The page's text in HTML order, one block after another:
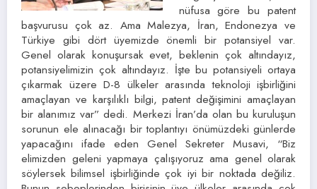
nüfusa göre bu patent
başvurusu çok az. Ama Malezya, İran, Endonezya ve
Türkiye gibi dört üyemizde önemli bir potansiyel var.
Genel olarak konuşursak evet, beklenin çok altındayız,
potansiyelimizin çok altındayız. İşte bu potansiyeli ortaya
çıkarmak üzere D-8 ülkeler arasında teknoloji işbirliğini
amaçlayan ve karşılıklı bilgi, patent değişimini amaçlayan
bir alanımız var” dedi. Merkezi İran’da olan bu kuruluşun
sorunun ele alınacağı bir toplantıyı önümüzdeki günlerde
yapacağını ifade eden Genel Sekreter Musavi, “Biz
elimizden geleni yapmaya çalışıyoruz ama genel olarak
söylersek bilimsel işbirliğinde çok iyi bir noktada değiliz.